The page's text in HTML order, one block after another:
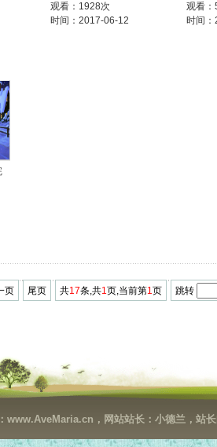
观看：1928次
时间：2017-06-12
观看
时间
页 尾页 共17条,共1页,当前第1页 跳转
www.AveMaria.cn，网站站长：小德兰，